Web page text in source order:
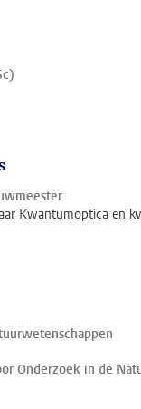
Kwantumoptica en
Onderzoek in de